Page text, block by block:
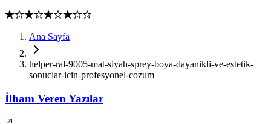
Ana Sayfa
helper-ral-9005-mat-siyah-sprey-boya-dayanikli-ve-estetik-
sonuclar-icin-profesyonel-cozum
İlham Veren Yazılar